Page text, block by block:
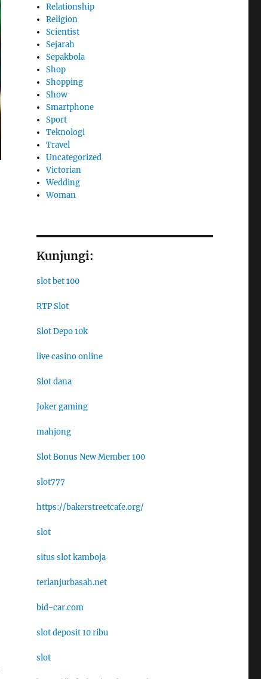
Relationship
Religion
Scientist
Sejarah
Sepakbola
Shop
Shopping
Show
Smartphone
Sport
Teknologi
Travel
Uncategorized
Victorian
Wedding
Woman
Kunjungi:
slot bet 100
RTP Slot
Slot Depo 10k
live casino online
Slot dana
Joker gaming
mahjong
Slot Bonus New Member 100
slot777
https://bakerstreetcafe.org/
slot
situs slot kamboja
terlanjurbasah.net
bid-car.com
slot deposit 10 ribu
slot